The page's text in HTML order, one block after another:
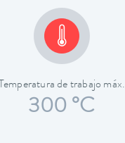
Temperatura de trabajo máx.
300 °C